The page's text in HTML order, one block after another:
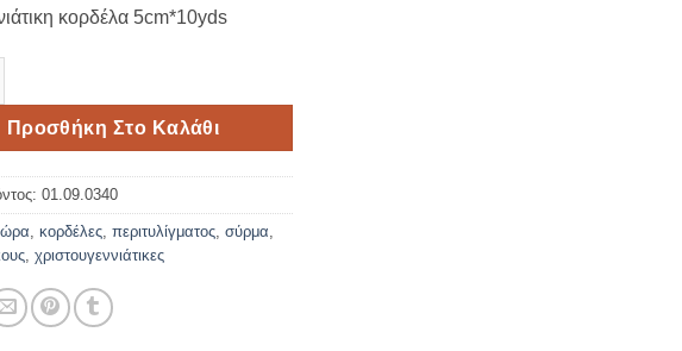
κορδέλα 5cm*10yds
5cm*10yds ποσότητα
Προσθήκη Στο Καλάθι
01.09.0340
κορδέλες περιτυλίγματος σύρμα
χριστουγεννιάτικες